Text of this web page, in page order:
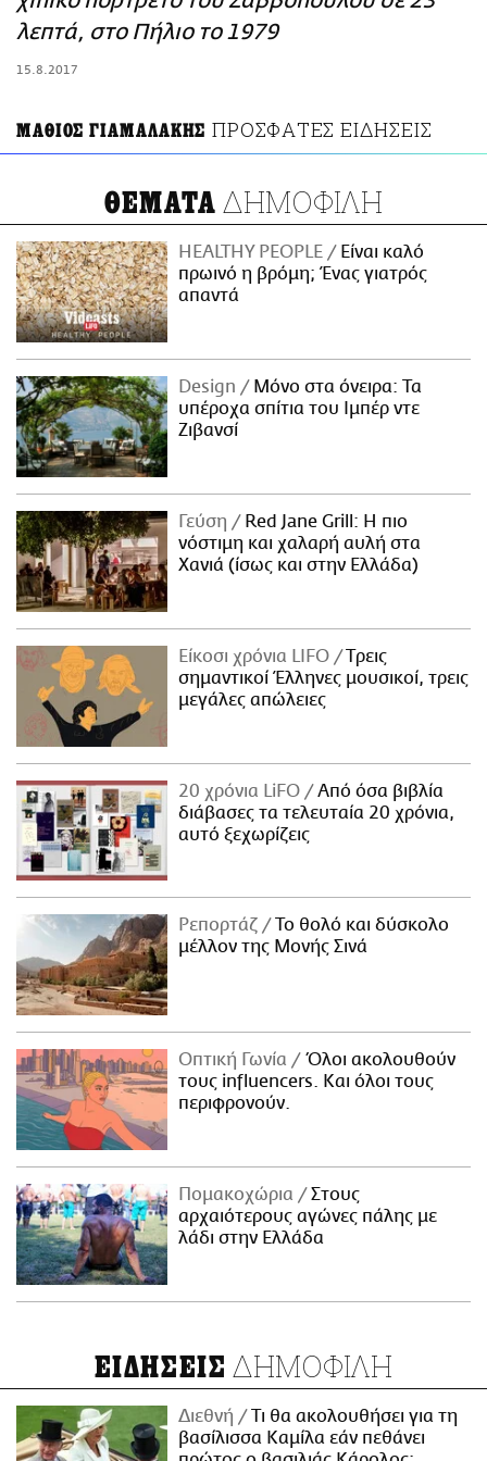
ΑΜΠΑ
λεπτά, στο Πήλιο το 1979
15.8.2017
ΜΑΘΙΟΣ ΓΙΑΜΑΛΑΚΗΣ ΠΡΟΣΦΑΤΕΣ ΕΙΔΗΣΕΙΣ
ΘΕΜΑΤΑ ΔΗΜΟΦΙΛΗ
HEALTHY PEOPLE
Είναι καλό
πρωινό η βρόμη; Ένας γιατρός
απαντά
Design
Μόνο στα όνειρα: Τα
υπέροχα σπίτια του Ιμπέρ ντε
Ζιβανσί
Γεύση
Red Jane Grill: Η πιο
νόστιμη και χαλαρή αυλή στα
Χανιά (ίσως και στην Ελλάδα)
Είκοσι χρόνια LIFO
Tρεις
σημαντικοί Έλληνες μουσικοί, τρεις
μεγάλες απώλειες
20 χρόνια LiFO
Από όσα βιβλία
διάβασες τα τελευταία 20 χρόνια,
αυτό ξεχωρίζεις
Ρεπορτάζ
Το θολό και δύσκολο
μέλλον της Μονής Σινά
Οπτική Γωνία
Όλοι ακολουθούν
τους influencers. Και όλοι τους
περιφρονούν.
Πομακοχώρια
Στους
αρχαιότερους αγώνες πάλης με
λάδι στην Ελλάδα
ΕΙΔΗΣΕΙΣ ΔΗΜΟΦΙΛΗ
Διεθνή
Τι θα ακολουθήσει για τη
βασίλισσα Καμίλα εάν πεθάνει